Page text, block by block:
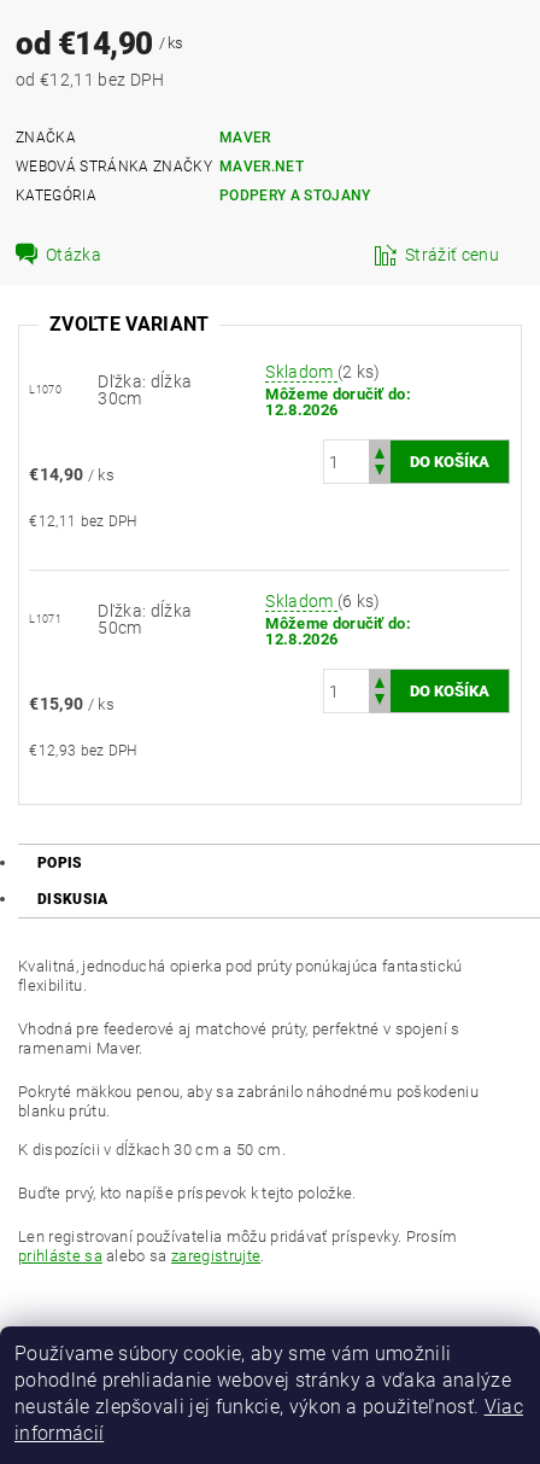
od €14,90/ ks
od €12,11 bez DPH
ZNAČKA
MAVER
WEBOVÁ STRÁNKA ZNAČKY MAVER.NET
KATEGÓRIA
PODPERY A STOJANY
Otázka Strážiť cenu
ZVOĽTE VARIANT
L1070
Dľžka: dĺžka
30cm
Skladom (2 ks)
Môžeme doručiť do:
12.8.2026
€14,90 / ks
€12,11 bez DPH
L1071
Dľžka: dĺžka
50cm
Skladom (6 ks)
Môžeme doručiť do:
12.8.2026
€15,90 / ks
€12,93 bez DPH
POPIS
DISKUSIA
Kvalitná, jednoduchá opierka pod prúty ponúkajúca fantastickú
flexibilitu.
Vhodná pre feederové aj matchové prúty, perfektné v spojení s
ramenami Maver.
Pokryté mäkkou penou, aby sa zabránilo náhodnému poškodeniu
blanku prútu.
K dispozícii v dĺžkach 30 cm a 50 cm.
Buďte prvý, kto napíše príspevok k tejto položke.
Len registrovaní používatelia môžu pridávať príspevky. Prosím
prihláste sa alebo sazaregistrujte.
Používame súbory cookie, aby sme vám umožnili
pohodlné prehliadanie webovej stránky a vďaka analýze
neustále zlepšovali jej funkcie, výkon a použiteľnosť. Viac
informácií